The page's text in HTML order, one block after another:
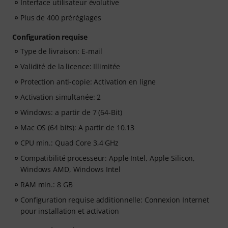
Interface utilisateur évolutive
Plus de 400 préréglages
Configuration requise
Type de livraison: E-mail
Validité de la licence: Illimitée
Protection anti-copie: Activation en ligne
Activation simultanée: 2
Windows: a partir de 7 (64-Bit)
Mac OS (64 bits): A partir de 10.13
CPU min.: Quad Core 3,4 GHz
Compatibilité processeur: Apple Intel, Apple Silicon,
Windows AMD, Windows Intel
RAM min.: 8 GB
Configuration requise additionnelle: Connexion Internet
pour installation et activation